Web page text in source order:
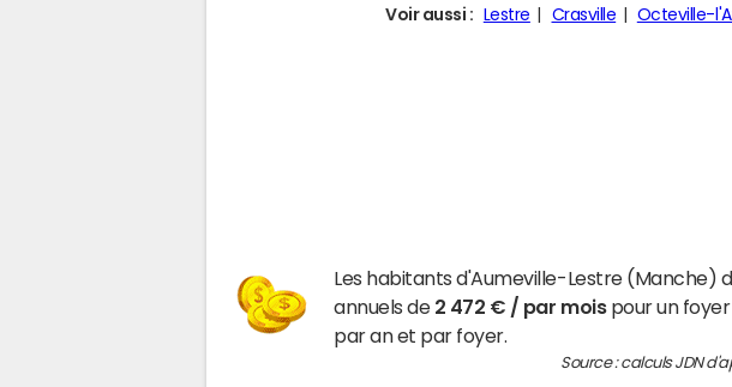
Voir aussi : Lestre Crasville Octeville-
Les habitants d'Aumeville-Lestre (Manche)
annuels de 2 472 € / par moispour un foyer
par an et par foyer.
Source : calculs JDN